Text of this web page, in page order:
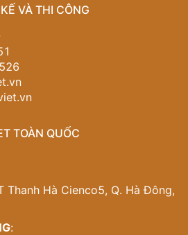
VÀ THI CÔNG
TOÀN QUỐC
Thanh Hà Cienco5, Q. Hà Đông,
: